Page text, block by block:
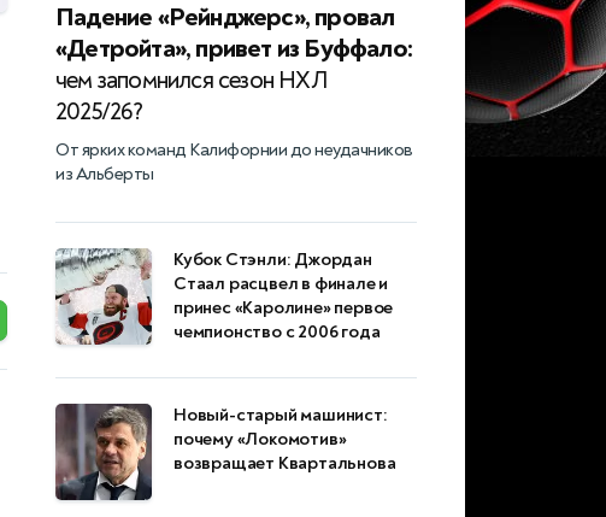
Падение «Рейнджерс», провал
«Детройта», привет из Буффало:
чем запомнился сезон НХЛ
2025/26?
От ярких команд Калифорнии до неудачников
из Альберты
Кубок Стэнли: Джордан
Стаал расцвел в финале и
принес «Каролине» первое
чемпионство с 2006 года
Новый-старый машинист:
почему «Локомотив»
возвращает Квартальнова